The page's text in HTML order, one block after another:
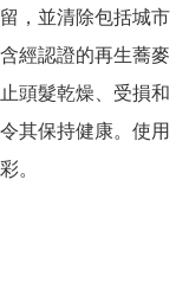
，並清除包括城市
經認證的再生蕎麥
頭髮乾燥、受損和
其保持健康。使用
。